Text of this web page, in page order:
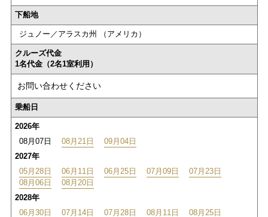
下船地
ジュノー／アラスカ州 （アメリカ）
クルーズ代金
1名代金（2名1室利用）
お問い合わせください
乗船日
2026年
08月07日
08月21日
09月04日
2027年
05月28日
06月11日 06月25日 07月09日
07月23日
08月06日
08月20日
2028年
06月30日
07月14日 07月28日 08月11日 08月25日